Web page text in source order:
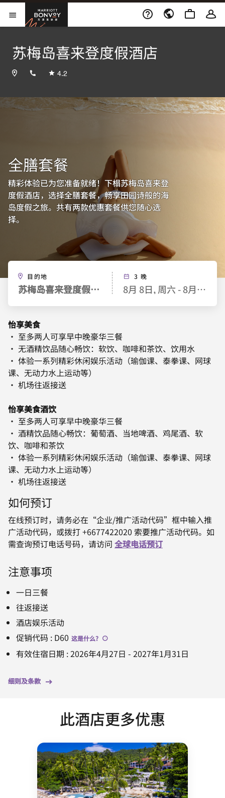
Skip to Content
打开菜单万豪旅享家
苏梅岛喜来登度假酒店
+6677422020
4.2
全膳套餐
精彩体验已为您准备就绪！下榻苏梅岛喜来登
度假酒店，选择全膳套餐，畅享田园诗般的海
岛度假之旅。共有两款优惠套餐供您随心选
择。
目的地
苏梅岛喜来登度假酒店
3 晚
8月 8日, 周六 - 8月 11日,
怡享美食
· 至多两人可享早中晚豪华三餐
· 无酒精饮品随心畅饮：软饮、咖啡和茶饮、饮用水
· 体验一系列精彩休闲娱乐活动（瑜伽课、泰拳课、网球
课、无动力水上运动等）
· 机场往返接送
怡享美食酒饮
· 至多两人可享早中晚豪华三餐
· 酒精饮品随心畅饮：葡萄酒、当地啤酒、鸡尾酒、软
饮、咖啡和茶饮
· 体验一系列精彩休闲娱乐活动（瑜伽课、泰拳课、网球
课、无动力水上运动等）
· 机场往返接送
如何预订
在线预订时，请务必在“企业/推广活动代码”框中输入推
广活动代码，或拨打 +6677422020 索要推广活动代码。如
需查询预订电话号码，请访问 全球电话预订
注意事项
一日三餐
往返接送
酒店娱乐活动
促销代码 : D60 这是什么?
有效住宿日期 :2026年4月27日 - 2027年1月31日
细则及条款
此酒店更多优惠